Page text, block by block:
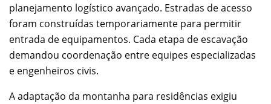
planejamento logístico avançado. Estradas de acesso
foram construídas temporariamente para permitir
entrada de equipamentos. Cada etapa de escavação
demandou coordenação entre equipes especializadas
e engenheiros civis.
A adaptação da montanha para residências exigiu